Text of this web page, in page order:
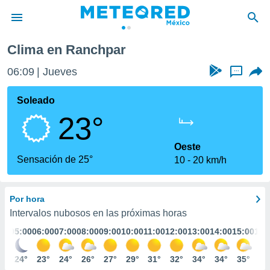
de
ha sido
calidad.
a este
las
y
digital
basada
Clima en Ranchpar
06:09 Jueves ...
Soleado
23°
Sensación de 25°
Oeste
10
20 km/h
Por hora
Intervalos nubosos en las próximas horas
05:00
24°
06:00
23°
07:00
24°
08:00
26°
09:00
27°
10:00
29°
11:00
31°
12:00
32°
13:00
34°
14:00
34°
15:00
35°